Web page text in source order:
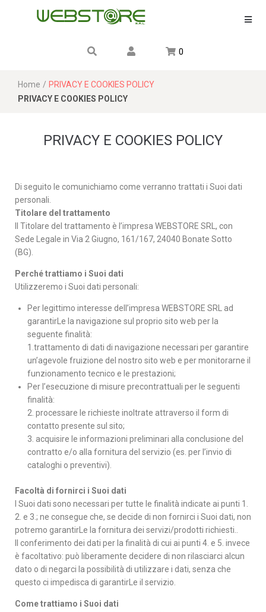
0
PRIVACY E COOKIES POLICY
Home / PRIVACY E COOKIES POLICY
PRIVACY E COOKIES POLICY
Di seguito le comunichiamo come verranno trattati i Suoi dati
personali.
Titolare del trattamento
Il Titolare del trattamento è l’impresa WEBSTORE SRL, con
Sede Legale in Via 2 Giugno, 161/167, 24040 Bonate Sotto
(BG).
Perché trattiamo i Suoi dati
Utilizzeremo i Suoi dati personali:
Per legittimo interesse dell’impresa WEBSTORE SRL ad
garantirLe la navigazione sul proprio sito web per la
seguente finalità:
1.trattamento di dati di navigazione necessari per garantire
un’agevole fruizione del nostro sito web e per monitorarne il
funzionamento tecnico e le prestazioni;
Per l’esecuzione di misure precontrattuali per le seguenti
finalità:
2. processare le richieste inoltrate attraverso il form di
contatto presente sul sito;
3. acquisire le informazioni preliminari alla conclusione del
contratto e/o alla fornitura del servizio (es. per l’invio di
cataloghi o preventivi).
Facoltà di fornirci i Suoi dati
I Suoi dati sono necessari per tutte le finalità indicate ai punti 1.
2. e 3.; ne consegue che, se decide di non fornirci i Suoi dati, non
potremo garantirLe la fornitura dei servizi/prodotti richiesti..
Il conferimento dei dati per la finalità di cui ai punti 4. e 5. invece
è facoltativo: può liberamente decidere di non rilasciarci alcun
dato o di negarci la possibilità di utilizzare i dati, senza che
questo ci impedisca di garantirLe il servizio.
Come trattiamo i Suoi dati